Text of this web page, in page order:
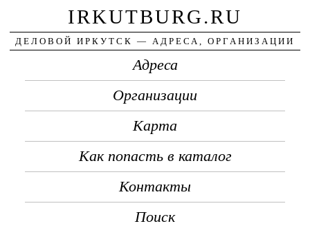
IRKUTBURG.RU
ДЕЛОВОЙ ИРКУТСК — АДРЕСА, ОРГАНИЗАЦИИ
Адреса
Организации
Карта
Как попасть в каталог
Контакты
Поиск